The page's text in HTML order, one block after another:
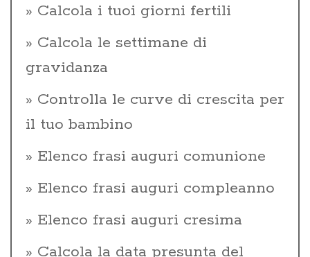
Calcola i tuoi giorni fertili
Calcola le settimane di
gravidanza
Controlla le curve di crescita per
il tuo bambino
Elenco frasi auguri comunione
Elenco frasi auguri compleanno
Elenco frasi auguri cresima
Calcola la data presunta del